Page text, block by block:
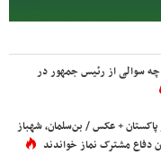
چه سوالی از رئیس جمهور در
پاکستان + عکس / بن‌سلمان، شهباز
دفاع مشترک نماز خواندند